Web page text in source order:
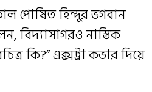
পোষিত হিন্দুর ভগবান
বিদ্যাসাগরও নাস্তিক
কি?” এক্সট্রা কভার দিয়ে